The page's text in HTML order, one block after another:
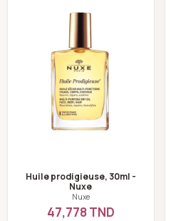
Huile prodigieuse, 30ml -
Nuxe
Nuxe
47,778 TND